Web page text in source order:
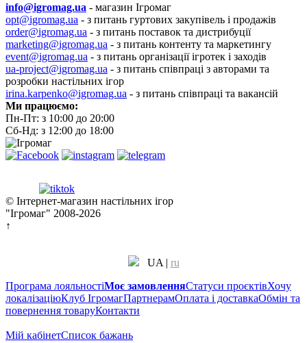
info@igromag.ua - магазин Ігромаг
opt@igromag.ua - з питань гуртових закупівель і продажів
order@igromag.ua - з питань поставок та дистрибуції
marketing@igromag.ua - з питань контенту та маркетингу
event@igromag.ua - з питань організації ігротек і заходів
ua-project@igromag.ua - з питань співпраці з авторами та
розробки настільних ігор
irina.karpenko@igromag.ua - з питань співпраці та вакансій
Ми працюємо:
Пн-Пт: з 10:00 до 20:00
Сб-Нд: з 12:00 до 18:00
© Інтернет-магазин настільних ігор
"Ігромаг" 2008-2026
↑
UA | ru
Програма лояльностіМоє замовленняСтатуси проєктівХочу
локалізаціюКлуб ІгромагПартнерамОплата і доставкаОбмін та
повернення товаруКонтакти
Мій кабінетCписок бажань